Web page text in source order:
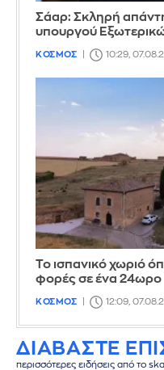
Σάαρ: Σκληρή
υπουργού
ΚΟΣΜΟΣ 10:29,
Το ισπανικό χωριό
φορές σε ένα 24ωρο
ΚΟΣΜΟΣ 12:09,
ΔΙΑΒΑΣΤΕ
περισσότερες ειδήσεις από το